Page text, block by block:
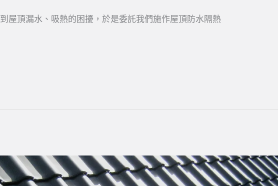
屋頂漏水、吸熱的困擾，於是委託我們施作屋頂防水隔熱